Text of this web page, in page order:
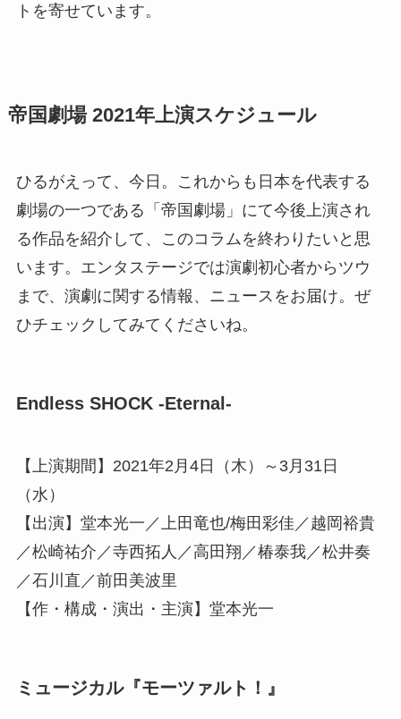
トを寄せています。
帝国劇場 2021年上演スケジュール
ひるがえって、今日。これからも日本を代表する
劇場の一つである「帝国劇場」にて今後上演され
る作品を紹介して、このコラムを終わりたいと思
います。エンタステージでは演劇初心者からツウ
まで、演劇に関する情報、ニュースをお届け。ぜ
ひチェックしてみてくださいね。
Endless SHOCK -Eternal-
【上演期間】2021年2月4日（木）～3月31日
（水）
【出演】堂本光一／上田竜也/梅田彩佳／越岡裕貴
／松崎祐介／寺西拓人／高田翔／椿泰我／松井奏
／石川直／前田美波里
【作・構成・演出・主演】堂本光一
ミュージカル『モーツァルト！』